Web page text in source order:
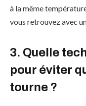
à la même
vous retrouvez avec
3. Quelle
pour éviter
tourne ?